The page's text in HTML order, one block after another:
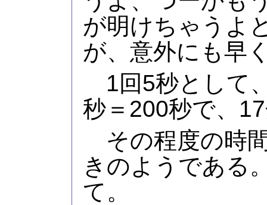
が明けちゃうよ
が、意外にも早
1回5秒として
秒＝200秒で、
その程度の時
きのようである
て。